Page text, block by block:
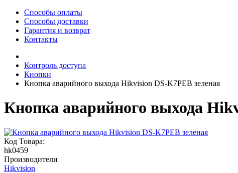
Способы оплаты
Способы доставки
Гарантия и возврат
Контакты
Контроль доступа
Кнопки
Кнопка аварийного выхода Hikvision DS-K7PEB зеленая
Кнопка аварийного выхода
Код Товара:
hk0459
Производители
Hikvision